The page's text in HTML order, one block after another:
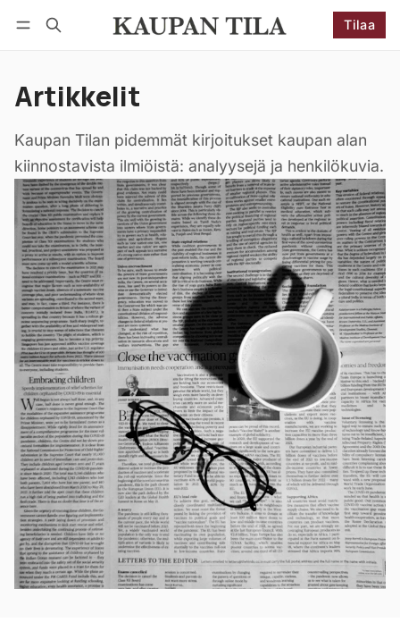
Tilaa
Artikkelit
Kaupan Tilan pidemmät kirjoitukset kaupan alan
kiinnostavista ilmiöistä: analyysejä ja henkilökuvia.